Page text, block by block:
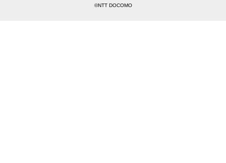
©NTT DOCOMO